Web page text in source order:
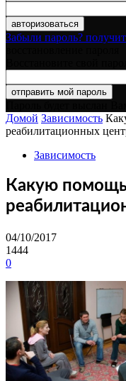
Забыли пароль?
Домой Зависимость
реабилитационных
Зависимость
Какую
04/10/2017
1444
0